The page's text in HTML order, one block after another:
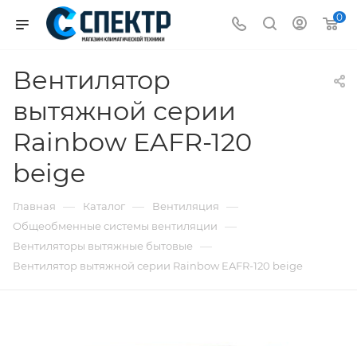
0
Вентилятор
вытяжной серии
Rainbow EAFR-120
beige
Главная — Каталог — Вентиляция —
Общеобменные системы вентиляции —
Вентиляторы вытяжные бытовые —
Вентилятор вытяжной серии Rainbow EAFR-120 beige